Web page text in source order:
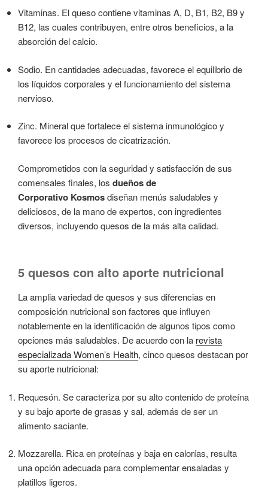
Vitaminas. El queso contiene vitaminas A, D, B1, B2, B9 y
B12, las cuales contribuyen, entre otros beneficios, a la
absorción del calcio.
Sodio. En cantidades adecuadas, favorece el equilibrio de
los líquidos corporales y el funcionamiento del sistema
nervioso.
Zinc. Mineral que fortalece el sistema inmunológico y
favorece los procesos de cicatrización.
Comprometidos con la seguridad y satisfacción de sus
comensales finales, los dueños de
Corporativo Kosmosdiseñan menús saludables y
deliciosos, de la mano de expertos, con ingredientes
diversos, incluyendo quesos de la más alta calidad.
5 quesos con alto aporte nutricional
La amplia variedad de quesos y sus diferencias en
composición nutricional son factores que influyen
notablemente en la identificación de algunos tipos como
opciones más saludables. De acuerdo con la revista
especializada Women’s Health, cinco quesos destacan por
su aporte nutricional:
Requesón. Se caracteriza por su alto contenido de proteína
y su bajo aporte de grasas y sal, además de ser un
alimento saciante.
Mozzarella. Rica en proteínas y baja en calorías, resulta
una opción adecuada para complementar ensaladas y
platillos ligeros.